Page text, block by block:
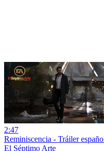
2:47
Reminiscencia - Tráiler
El Séptimo Arte